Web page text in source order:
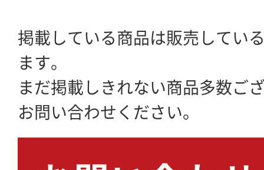
掲載している商品は販売してい
ます。
まだ掲載しきれない商品多数ご
お問い合わせください。